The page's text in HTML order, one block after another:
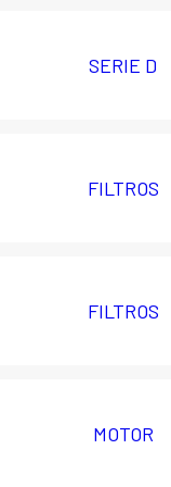
SERIE D
FILTROS
FILTROS
MOTOR